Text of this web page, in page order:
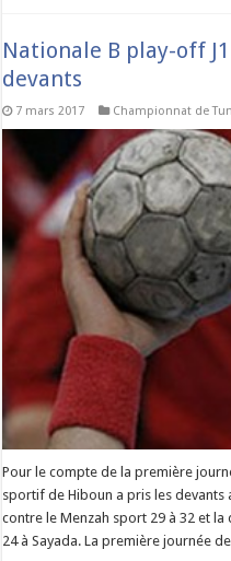
Nationale B play-off
devants
7 mars 2017 Championnat de
Pour le compte de la première
sportif de Hiboun a pris les devants
contre le Menzah sport 29 à 32 et
24 à Sayada. La première journée